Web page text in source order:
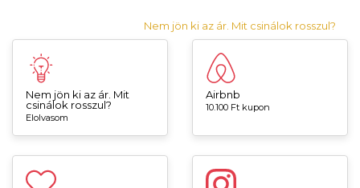
Nem jön ki az ár. Mit csinálok rosszul?
Nem jön ki az ár. Mit
csinálok rosszul?
Elolvasom
Airbnb
10.100 Ft kupon